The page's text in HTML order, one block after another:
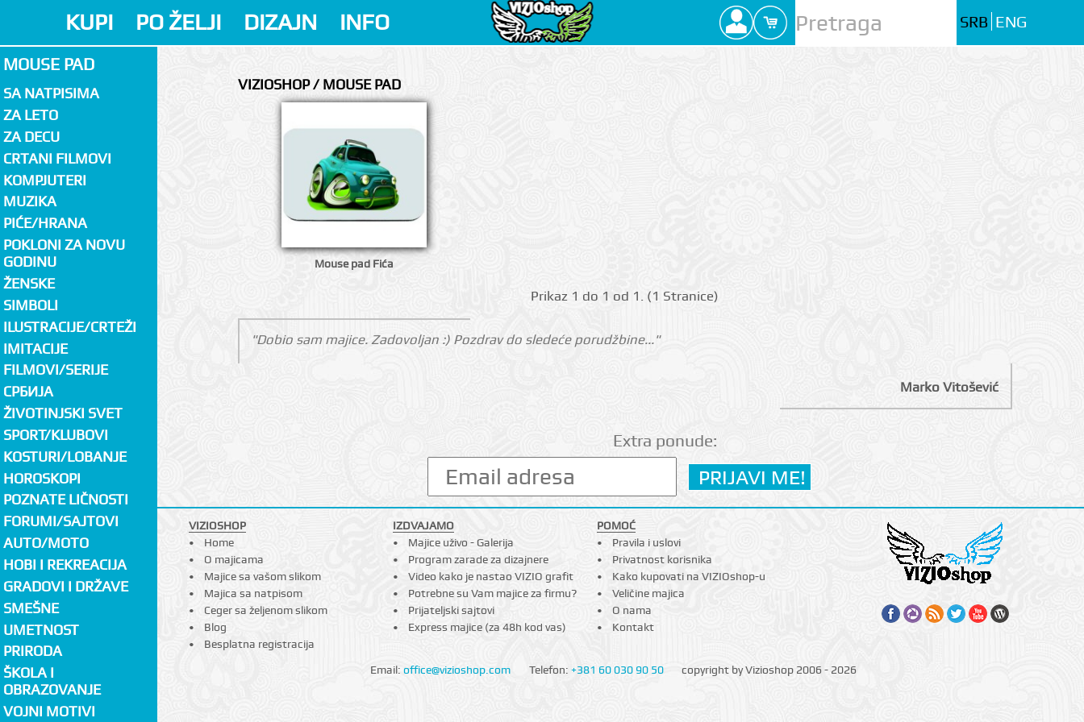
KUPI PO ŽELJI DIZAJN INFO SRB ENG
MOUSE PAD
SA NATPISIMA
ZA LETO
ZA DECU
CRTANI FILMOVI
KOMPJUTERI
MUZIKA
PIĆE/HRANA
POKLONI ZA NOVU
GODINU
ŽENSKE
SIMBOLI
ILUSTRACIJE/CRTEŽI
IMITACIJE
FILMOVI/SERIJE
СРБИЈА
ŽIVOTINJSKI SVET
SPORT/KLUBOVI
KOSTURI/LOBANJE
HOROSKOPI
POZNATE LIČNOSTI
FORUMI/SAJTOVI
AUTO/MOTO
HOBI I REKREACIJA
GRADOVI I DRŽAVE
SMEŠNE
UMETNOST
PRIRODA
ŠKOLA I
OBRAZOVANJE
VOJNI MOTIVI
VIZIOSHOP / MOUSE PAD
Mouse pad Fića
Prikаz 1 do 1 оd 1. (1 Strаnicе)
"Dobio sam majice. Zadovoljan :) Pozdrav do sledeće porudžbine..."
Marko Vitošević
Extra ponude:
VIZIOSHOP
Home
O majicama
Majice sa vašom slikom
Majica sa natpisom
Ceger sa željenom slikom
Blog
Besplatna registracija
IZDVAJAMO
Majice uživo - Galerija
Program zarade za dizajnere
Video kako je nastao VIZIO grafit
Potrebne su Vam majice za firmu?
Prijateljski sajtovi
Express majice (za 48h kod vas)
POMOĆ
Pravila i uslovi
Privatnost korisnika
Kako kupovati na VIZIOshop-u
Veličine majica
O nama
Kontakt
Email: office@vizioshop.com Telefon: +381 60 030 90 50 copyright by Vizioshop 2006 - 2026